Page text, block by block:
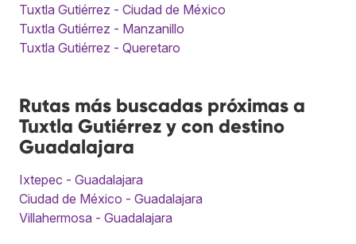
Tuxtla Gutiérrez - Ciudad de México
Tuxtla Gutiérrez - Manzanillo
Tuxtla Gutiérrez - Queretaro
Rutas más buscadas próximas a
Tuxtla Gutiérrez y con destino
Guadalajara
Ixtepec - Guadalajara
Ciudad de México - Guadalajara
Villahermosa - Guadalajara